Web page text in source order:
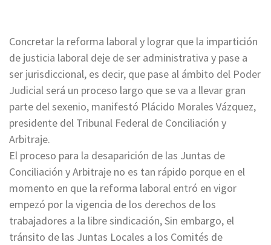
Concretar la reforma laboral y lograr que la impartición
de justicia laboral deje de ser administrativa y pase a
ser jurisdiccional, es decir, que pase al ámbito del Poder
Judicial será un proceso largo que se va a llevar gran
parte del sexenio, manifestó Plácido Morales Vázquez,
presidente del Tribunal Federal de Conciliación y
Arbitraje.
El proceso para la desaparición de las Juntas de
Conciliación y Arbitraje no es tan rápido porque en el
momento en que la reforma laboral entró en vigor
empezó por la vigencia de los derechos de los
trabajadores a la libre sindicación, Sin embargo, el
tránsito de las Juntas Locales a los Comités de